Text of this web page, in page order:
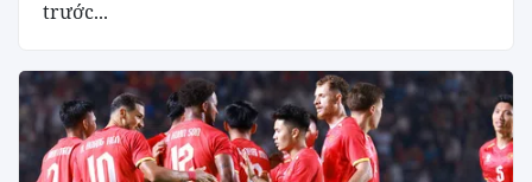
trước...